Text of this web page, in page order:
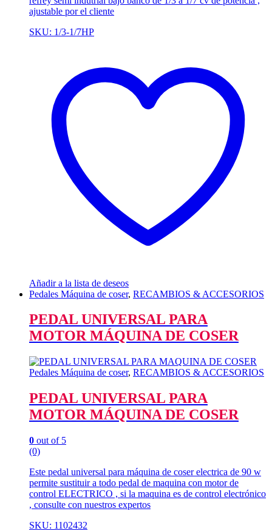
ajustable por el cliente
SKU: 1/3-1/7HP
Añadir a la lista de deseos
Pedales Máquina de coser, RECAMBIOS & ACCESORIOS
PEDAL UNIVERSAL PARA
MOTOR MÁQUINA DE COSER
Pedales Máquina de coser, RECAMBIOS & ACCESORIOS
PEDAL UNIVERSAL PARA
MOTOR MÁQUINA DE COSER
0 out of 5
(0)
Este pedal universal para máquina de coser electrica de 90 w
permite sustituir a todo pedal de maquina con motor de
control ELECTRICO , si la maquina es de control electrónico
, consulte con nuestros expertos
SKU: 1102432